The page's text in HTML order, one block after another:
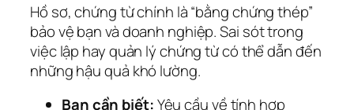
Hồ sơ, chứng từ chính là “bằng chứng thép”
bảo vệ bạn và doanh nghiệp. Sai sót trong
việc lập hay quản lý chứng từ có thể dẫn đến
những hậu quả khó lường.
Bạn cần biết:Yêu cầu về tính hợp